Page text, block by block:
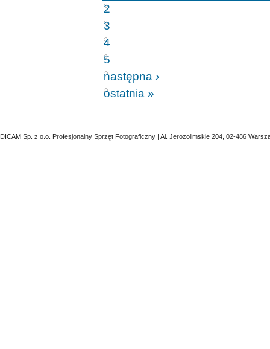
2
3
4
5
następna ›
ostatnia »
DICAM Sp. z o.o. Profesjonalny Sprzęt Fotograficzny | Al. Jerozolimskie 204, 02-486